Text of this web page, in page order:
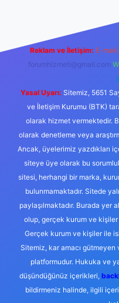
Reklam ve İletişim: E-mail:
forumhizmeti@gmail.com
Yasal Uyarı: Sitemiz, 5651
ve İletişim Kurumu (BTK)
olarak hizmet vermektedir.
olarak denetleme veya
Ancak, üyelerimiz yazdıkları
siteye üye olarak bu
sitesi, herhangi bir marka,
bulunmamaktadır. Sitede
paylaşılmaktadır. Burada yer
olup, gerçek kurum ve kişiler
Gerçek kurum ve kişiler ile
Sitemiz, kar amacı
platformudur. Hukuka ve
düşündüğünüz içerikleri,
bildirmeniz halinde, ilgili